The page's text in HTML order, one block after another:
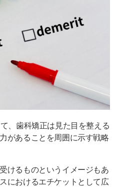
、歯科矯正は見た目を整える
があることを周囲に示す戦略
けるものというイメージもあ
におけるエチケットとして広